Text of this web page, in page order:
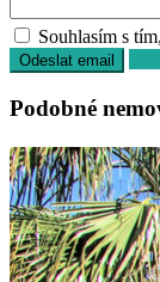
Souhlasím s
Podobné